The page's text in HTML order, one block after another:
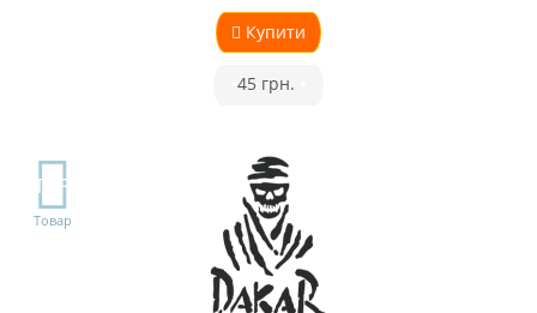
Купити
45 грн.
TOP
Товар